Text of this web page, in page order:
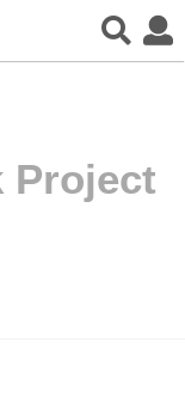
Project